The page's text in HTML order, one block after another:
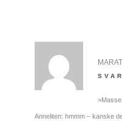
Anneliten: hmmm – kanske